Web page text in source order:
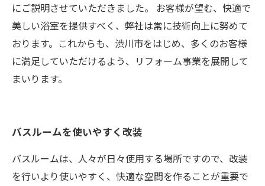
にご説明させていただきました。 お客様が望む、快適で
美しい浴室を提供すべく、弊社は常に技術向上に努めて
おります。これからも、渋川市をはじめ、多くのお客様
に満足していただけるよう、リフォーム事業を展開して
まいります。
バスルームを使いやすく改装
バスルームは、人々が日々使用する場所ですので、改装
を行いより使いやすく、快適な空間を作ることが重要で